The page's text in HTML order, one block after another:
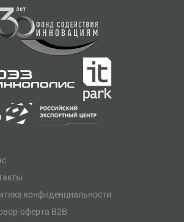
конфиденциальности
оферта B2B